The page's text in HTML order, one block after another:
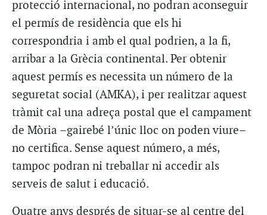
protecció internacional, no podran aconseguir
el permís de residència que els hi
correspondria i amb el qual podrien, a la fi,
arribar a la Grècia continental. Per obtenir
aquest permís es necessita un número de la
seguretat social (AMKA), i per realitzar aquest
tràmit cal una adreça postal que el campament
de Mòria –gairebé l’únic lloc on poden viure–
no certifica. Sense aquest número, a més,
tampoc podran ni treballar ni accedir als
serveis de salut i educació.
Quatre anys després de situar-se al centre del